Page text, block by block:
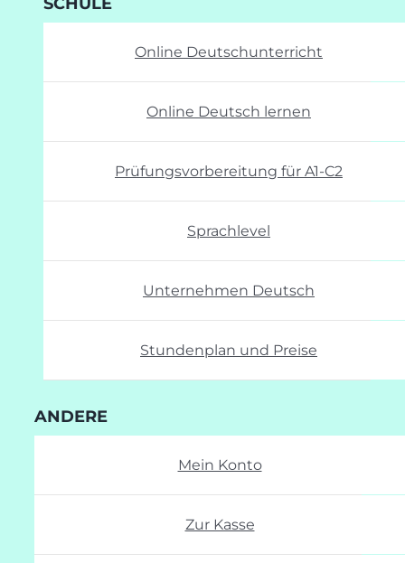
Online Deutschunterricht
Online Deutsch lernen
Prüfungsvorbereitung für A1-C2
Sprachlevel
Unternehmen Deutsch
Stundenplan und Preise
ANDERE
Mein Konto
Zur Kasse